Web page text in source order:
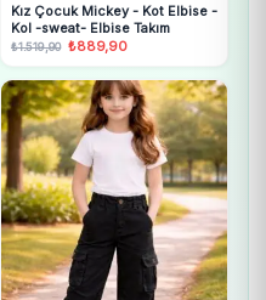
Kız Çocuk Mickey - Kot Elbise -
Kol -sweat- Elbise Takım
₺1.519,90 Orijinal
fiyat:
₺1.519,90.
₺889,90Şu
andaki
fiyat:
₺889,90.